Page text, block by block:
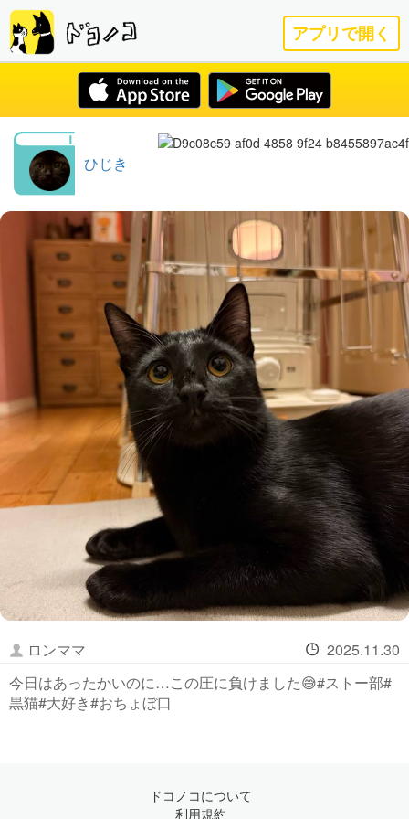
アプリで開く
ひじき
ロンママ
2025.11.30
今日はあったかいのに…この圧に負けました😅#ストー部#
黒猫#大好き#おちょぼ口
ドコノコについて
利用規約